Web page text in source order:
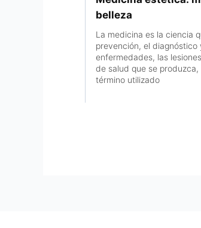
belleza
La medicina es la ciencia
prevención, el
enfermedades, las
de salud que se
término utilizado